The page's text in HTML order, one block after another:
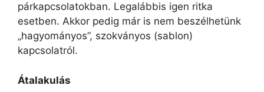
párkapcsolatokban. Legalábbis igen ritka
esetben. Akkor pedig már is nem beszélhetünk
„hagyományos”, szokványos (sablon)
kapcsolatról.
Átalakulás